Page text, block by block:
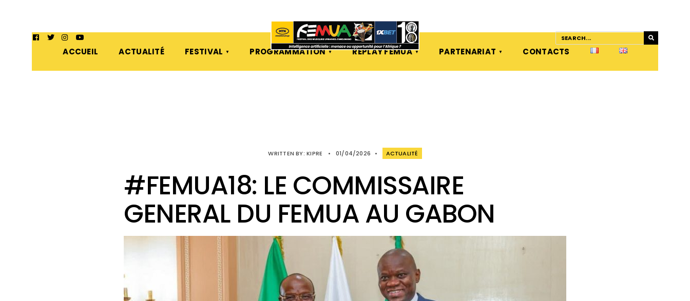
ACCUEIL ACTUALITÉ FESTIVAL PROGRAMMATION REPLAY FEMUA PARTENARIAT CONTACTS
WRITTEN BY:KIPRE • 01/04/2026 • ACTUALITÉ
#FEMUA18: LE COMMISSAIRE
GENERAL DU FEMUA AU GABON